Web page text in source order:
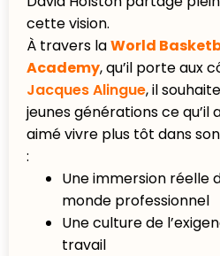
cette vision.
À travers laWorld
Academy, qu’il porte aux
Jacques Alingue, il
jeunes générations ce qu’il
aimé vivre plus tôt dans
:
Une immersion réelle
monde professionnel
Une culture de
travail